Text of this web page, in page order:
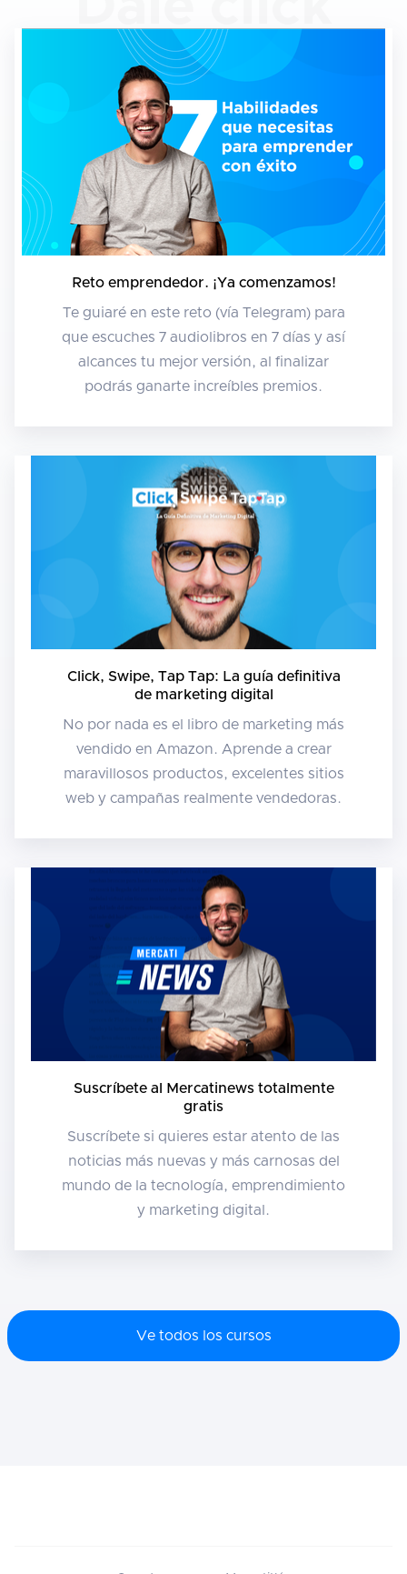
Reto emprendedor. ¡Ya comenzamos!
Te guiaré en este reto (vía Telegram) para
que escuches 7 audiolibros en 7 días y así
alcances tu mejor versión, al finalizar
podrás ganarte increíbles premios.
Click, Swipe, Tap Tap: La guía definitiva
de marketing digital
No por nada es el libro de marketing más
vendido en Amazon. Aprende a crear
maravillosos productos, excelentes sitios
web y campañas realmente vendedoras.
Suscríbete al Mercatinews totalmente
gratis
Suscríbete si quieres estar atento de las
noticias más nuevas y más carnosas del
mundo de la tecnología, emprendimiento
y marketing digital.
Ve todos los cursos